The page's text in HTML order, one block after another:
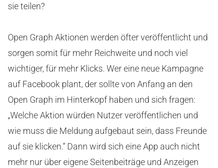
sie teilen?
Open Graph Aktionen werden öfter veröffentlicht und
sorgen somit für mehr Reichweite und noch viel
wichtiger, für mehr Klicks. Wer eine neue Kampagne
auf Facebook plant, der sollte von Anfang an den
Open Graph im Hinterkopf haben und sich fragen:
„Welche Aktion würden Nutzer veröffentlichen und
wie muss die Meldung aufgebaut sein, dass Freunde
auf sie klicken.“ Dann wird sich eine App auch nicht
mehr nur über eigene Seitenbeiträge und Anzeigen